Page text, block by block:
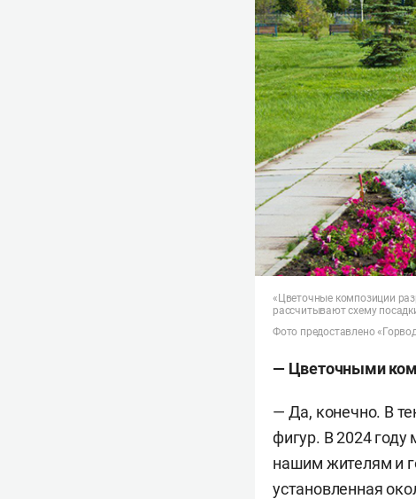
«Цветочные композиции
рассчитывают схему
Фото предоставлено
— Цветочными
— Да, конечно. В
фигур. В 2024
нашим жителям и
установленная